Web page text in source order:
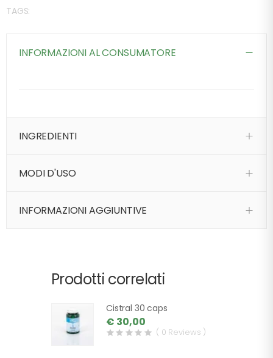
TAGS:
INFORMAZIONI AL CONSUMATORE
INGREDIENTI
MODI D'USO
INFORMAZIONI AGGIUNTIVE
Prodotti correlati
Cistral 30 caps
€ 30,00
( 0 Reviews )